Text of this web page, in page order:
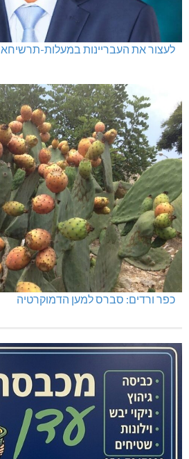
לעצור את העבריינות במעלות-תרשיחא
כפר ורדים: סברס למען הדמוקרטיה